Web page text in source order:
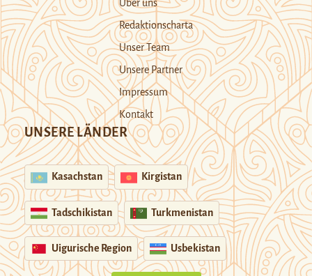
Über uns
Redaktionscharta
Unser Team
Unsere Partner
Impressum
Kontakt
UNSERE LÄNDER
Kasachstan Kirgistan
Tadschikistan Turkmenistan
Uigurische Region Usbekistan